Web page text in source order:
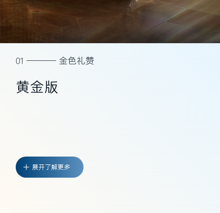
展开了解更多
01 金色礼赞
黄金版